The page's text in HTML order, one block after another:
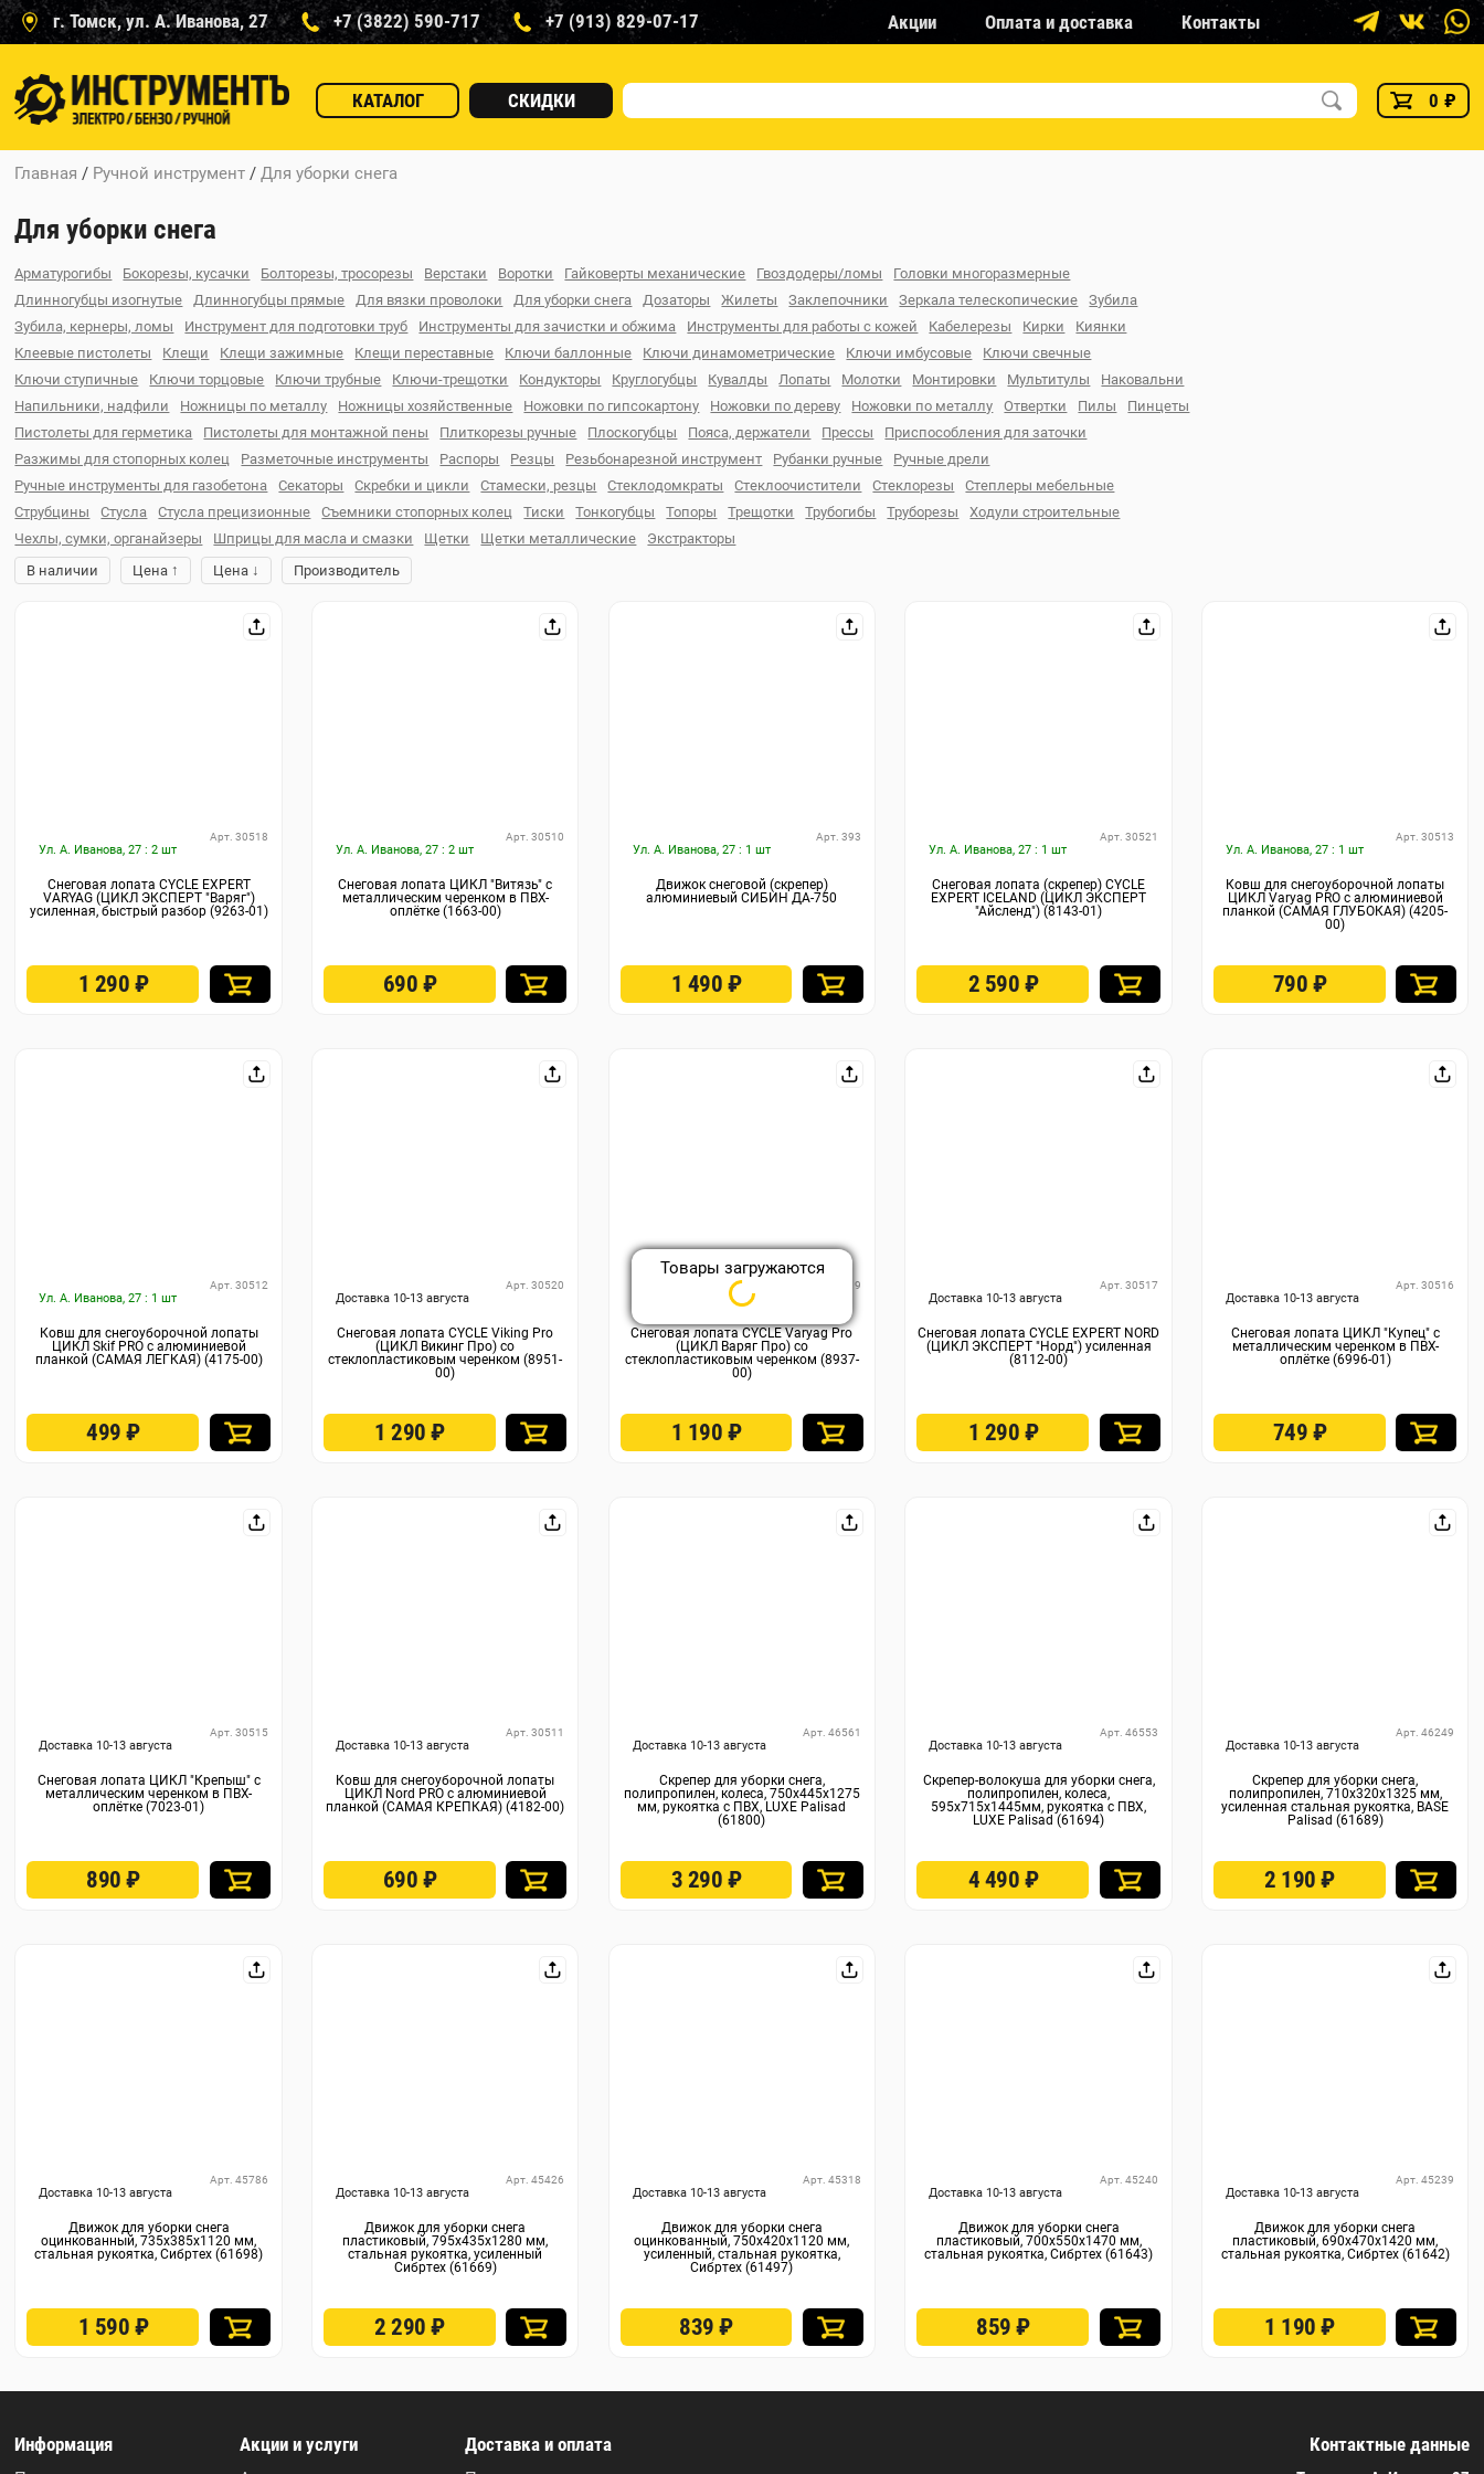
г. Томск, ул. А. Иванова, 27 +7 (3822) 590-717 +7 (913) 829-07-17 Акции Оплата и доставка Контакты
КАТАЛОГ СКИДКИ 0 ₽
Главная / Ручной инструмент /Для уборки снега
Для уборки снега
Арматурогибы Бокорезы, кусачки Болторезы, тросорезы Верстаки Воротки Гайковерты механические Гвоздодеры/ломы
Головки многоразмерные
Длинногубцы изогнутые
Длинногубцы прямые Для вязки проволоки Для уборки снега Дозаторы Жилеты Заклепочники Зеркала телескопические
Зубила
Зубила, кернеры, ломы
Инструмент для подготовки труб Инструменты для зачистки и обжима Инструменты для работы с кожей Кабелерезы Кирки
Киянки
Клеевые пистолеты
Клещи Клещи зажимные Клещи переставные Ключи баллонные Ключи динамометрические Ключи имбусовые
Ключи свечные
Ключи ступичные
Ключи торцовые Ключи трубные Ключи-трещотки Кондукторы Круглогубцы Кувалды Лопаты Молотки Монтировки Мультитулы
Наковальни
Напильники, надфили
Ножницы по металлу Ножницы хозяйственные Ножовки по гипсокартону Ножовки по дереву Ножовки по металлу Отвертки Пилы
Пинцеты
Пистолеты для герметика
Пистолеты для монтажной пены Плиткорезы ручные Плоскогубцы Пояса, держатели Прессы
Приспособления для заточки
Разжимы для стопорных колец
Разметочные инструменты Распоры Резцы Резьбонарезной инструмент Рубанки ручные
Ручные дрели
Ручные инструменты для газобетона
Секаторы Скребки и цикли Стамески, резцы Стеклодомкраты Стеклоочистители Стеклорезы
Степлеры мебельные
Струбцины
Стусла Стусла прецизионные Съемники стопорных колец Тиски Тонкогубцы Топоры Трещотки Трубогибы Труборезы
Ходули строительные
Чехлы, сумки, органайзеры
Шприцы для масла и смазки Щетки Щетки металлические
Экстракторы
В наличии
Цена ↑ Цена ↓ Производитель
Ул. А. Иванова, 27 : 2 шт
Арт. 30518
Снеговая лопата CYCLE EXPERT
VARYAG (ЦИКЛ ЭКСПЕРТ "Варяг")
усиленная, быстрый разбор (9263-01)
1 290 ₽
Ул. А. Иванова, 27 : 2 шт
Арт. 30510
Снеговая лопата ЦИКЛ "Витязь" с
металлическим черенком в ПВХ-
оплётке (1663-00)
690 ₽
Ул. А. Иванова, 27 : 1 шт
Арт. 393
Движок снеговой (скрепер)
алюминиевый СИБИН ДА-750
1 490 ₽
Ул. А. Иванова, 27 : 1 шт
Арт. 30521
Снеговая лопата (скрепер) CYCLE
EXPERT ICELAND (ЦИКЛ ЭКСПЕРТ
"Айсленд") (8143-01)
2 590 ₽
Ул. А. Иванова, 27 : 1 шт
Арт. 30513
Ковш для снегоуборочной лопаты
ЦИКЛ Varyag PRO с алюминиевой
планкой (САМАЯ ГЛУБОКАЯ) (4205-
00)
790 ₽
Ул. А. Иванова, 27 : 1 шт
Арт. 30512
Ковш для снегоуборочной лопаты
ЦИКЛ Skif PRO с алюминиевой
планкой (САМАЯ ЛЕГКАЯ) (4175-00)
499₽
Доставка 10-13 августа
Арт. 30520
Снеговая лопата СYCLE Viking Pro
(ЦИКЛ Викинг Про) со
стеклопластиковым черенком (8951-
00)
1 290₽
Доставка 10-13 августа
Арт. 30519
Снеговая лопата СYCLE Varyag Pro
(ЦИКЛ Варяг Про) со
стеклопластиковым черенком (8937-
00)
1 190 ₽
Доставка 10-13 августа
Арт. 30517
Снеговая лопата CYCLE EXPERT NORD
(ЦИКЛ ЭКСПЕРТ "Норд") усиленная
(8112-00)
1 290 ₽
Доставка 10-13 августа
Арт. 30516
Снеговая лопата ЦИКЛ "Купец" с
металлическим черенком в ПВХ-
оплётке (6996-01)
749 ₽
Доставка 10-13 августа
Арт. 30515
Снеговая лопата ЦИКЛ "Крепыш" с
металлическим черенком в ПВХ-
оплётке (7023-01)
890₽
Доставка 10-13 августа
Арт. 30511
Ковш для снегоуборочной лопаты
ЦИКЛ Nord PRO с алюминиевой
планкой (САМАЯ КРЕПКАЯ) (4182-00)
690 ₽
Доставка 10-13 августа
Арт. 46561
Скрепер для уборки снега,
полипропилен, колеса, 750х445х1275
мм, рукоятка с ПВХ, LUXE Palisad
(61800)
3 290 ₽
Доставка 10-13 августа
Арт. 46553
Скрепер-волокуша для уборки снега,
полипропилен, колеса,
595х715х1445мм, рукоятка с ПВХ,
LUXE Palisad (61694)
4 490 ₽
Доставка 10-13 августа
Арт. 46249
Скрепер для уборки снега,
полипропилен, 710х320х1325 мм,
усиленная стальная рукоятка, BASE
Palisad (61689)
2 190₽
Доставка 10-13 августа
Арт. 45786
Движок для уборки снега
оцинкованный, 735x385x1120 мм,
стальная рукоятка, Сибртех (61698)
1 590 ₽
Доставка 10-13 августа
Арт. 45426
Движок для уборки снега
пластиковый, 795х435х1280 мм,
стальная рукоятка, усиленный
Сибртех (61669)
2 290₽
Доставка 10-13 августа
Арт. 45318
Движок для уборки снега
оцинкованный, 750х420х1120 мм,
усиленный, стальная рукоятка,
Сибртех (61497)
839₽
Доставка 10-13 августа
Арт. 45240
Движок для уборки снега
пластиковый, 700х550х1470 мм,
стальная рукоятка, Сибртех (61643)
859₽
Доставка 10-13 августа
Арт. 45239
Движок для уборки снега
пластиковый, 690х470х1420 мм,
стальная рукоятка, Сибртех (61642)
1 190₽